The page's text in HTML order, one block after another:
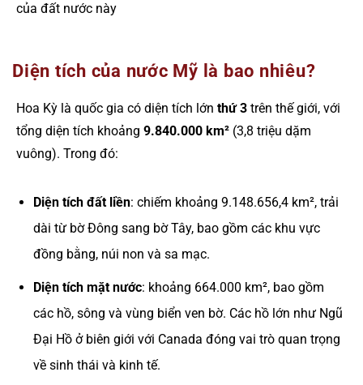
của đất nước này
Diện tích của nước Mỹ là bao nhiêu?
Hoa Kỳ là quốc gia có diện tích lớn thứ 3 trên thế giới, với
tổng diện tích khoảng 9.840.000 km² (3,8 triệu dặm
vuông). Trong đó:
Diện tích đất liền: chiếm khoảng 9.148.656,4 km², trải
dài từ bờ Đông sang bờ Tây, bao gồm các khu vực
đồng bằng, núi non và sa mạc.
Diện tích mặt nước: khoảng 664.000 km², bao gồm
các hồ, sông và vùng biển ven bờ. Các hồ lớn như Ngũ
Đại Hồ ở biên giới với Canada đóng vai trò quan trọng
về sinh thái và kinh tế.